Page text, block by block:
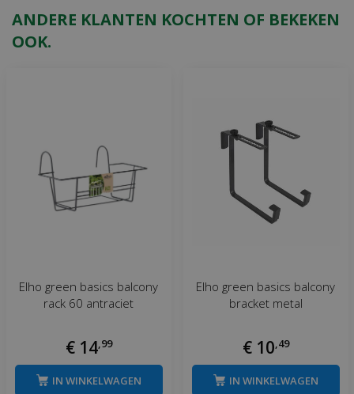
ANDERE KLANTEN KOCHTEN OF BEKEKEN
OOK.
Elho green basics balcony
rack 60 antraciet
€ 14,99
IN WINKELWAGEN
Elho green basics balcony
bracket metal
€ 10,49
IN WINKELWAGEN